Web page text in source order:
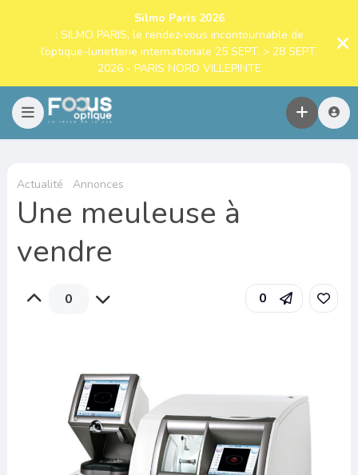
Silmo Paris 2026
: SILMO PARIS, le rendez-vous incontournable de
l’optique-lunetterie internationale 25 SEPT. > 28 SEPT.
2026 - PARIS NORD VILLEPINTE
Actualité Annonces
Une meuleuse à
vendre
0 0